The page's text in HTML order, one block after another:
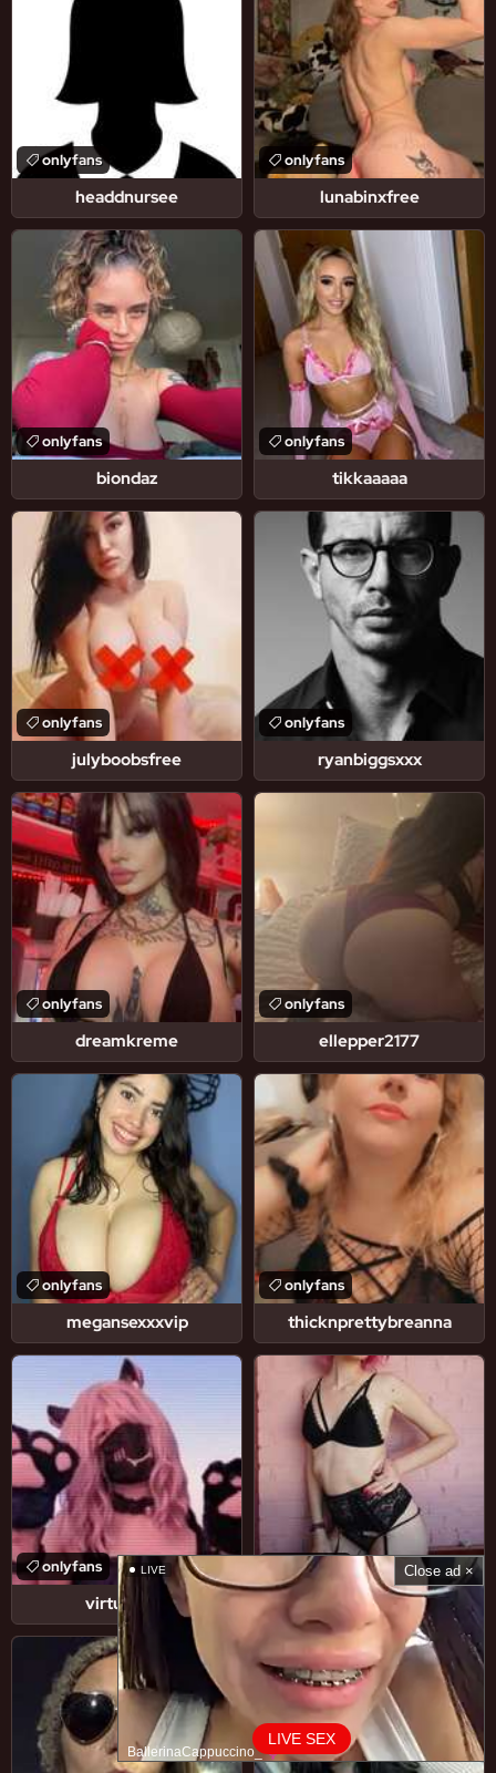
LIVE SEX
LIVE
BallerinaCappuccino_
Close ad ×
headdnursee
onlyfans
lunabinxfree
onlyfans
biondaz
onlyfans
tikkaaaaa
onlyfans
julyboobsfree
onlyfans
ryanbiggsxxx
onlyfans
dreamkreme
onlyfans
ellepper2177
onlyfans
megansexxxvip
onlyfans
thicknprettybreanna
onlyfans
virtualfem
onlyfans
ginger.mila
onlyfans